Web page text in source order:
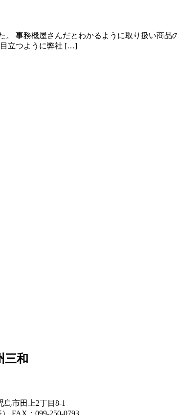
。 事務機屋さんだとわかるように取り扱い商
立つように弊社 […]
市田上2丁目8-1
FAX：099-250-0793